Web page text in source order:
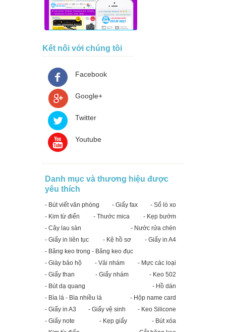
Kết nối với chúng tôi
Facebook
Google+
Twitter
Youtube
Danh mục và thương hiệu được
yêu thích
- Bút viết văn phòng - Giấy fax
- Sổ lò xo
- Kim từ điển
- Thước mica
- Kẹp bướm
- Cây lau sàn
- Nước rửa chén
- Giấy in liên tục
- Kệ hồ sơ
- Giấy in A4
- Băng keo trong - Băng keo đục
- Giày bảo hộ
- Vải nhám
- Mực các loại
- Giấy than
- Giấy nhám
- Keo 502
- Bút dạ quang
- Hồ dán
- Bìa lá - Bìa nhiều lá
- Hộp name card
- Giấy in A3
- Giấy vệ sinh
- Keo Silicone
- Giấy note
- Kẹp giấy
- Bút xóa